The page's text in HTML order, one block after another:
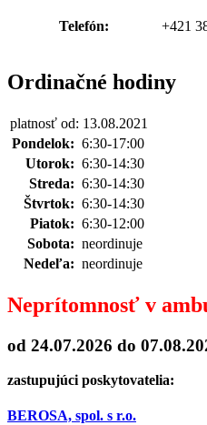
Telefón: +421
Ordinačné hodiny
platnosť od: 13.08.2021
Pondelok: 6:30-17:00
Utorok: 6:30-14:30
Streda: 6:30-14:30
Štvrtok: 6:30-14:30
Piatok: 6:30-12:00
Sobota: neordinuje
Nedeľa: neordinuje
Neprítomnosť v
od 24.07.2026 do
zastupujúci poskytovatelia:
BEROSA, spol. s r.o.